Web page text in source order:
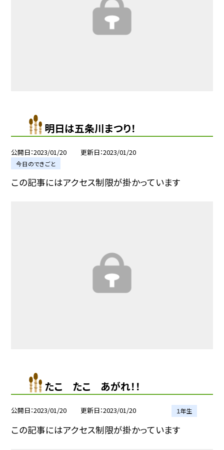
明日は五条川まつり！
公開日 2023/01/20 更新日 2023/01/20
今日のできごと
この記事にはアクセス制限が掛かっています
たこ たこ あがれ！！
公開日 2023/01/20 更新日 2023/01/20 １年生
この記事にはアクセス制限が掛かっています